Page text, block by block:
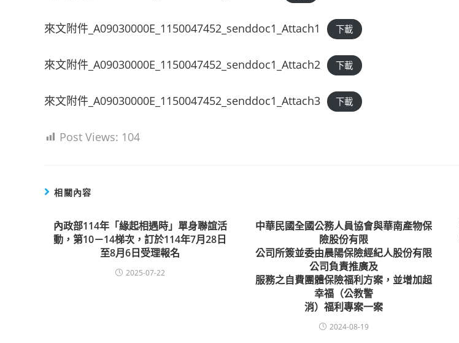
來文附件_A09030000E_1150047452_senddoc1_Attach1 下載
來文附件_A09030000E_1150047452_senddoc1_Attach2 下載
來文附件_A09030000E_1150047452_senddoc1_Attach3 下載
Post Views: 104
相關內容
內政部114年「緣起相遇時」單身聯誼活
動，第10－14梯次，訂於114年7月28日
至8月6日受理報名
2025-07-22
中華民國全國公務人員協會與華南產物保
險股份有限
公司所簽並委由晨陽保險經紀人股份有限
公司負責推廣及
服務之自費團體保險福利方案，並增加超
幸福（公教警
消）福利專案一案
2024-08-19